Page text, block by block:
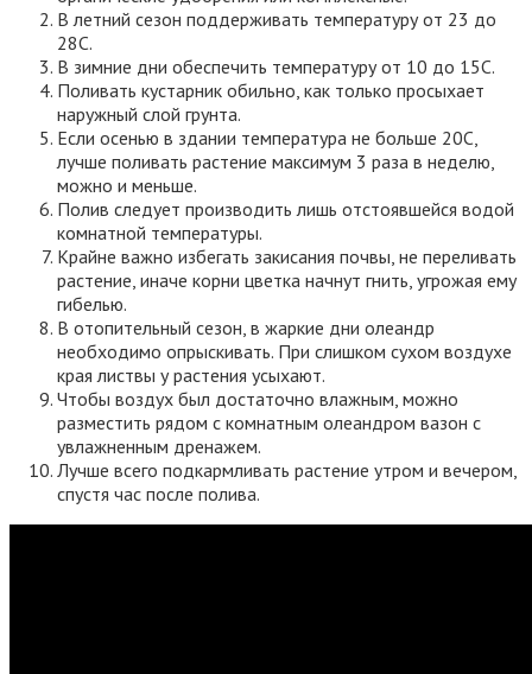
В летний сезон поддерживать температуру от 23 до
28С.
В зимние дни обеспечить температуру от 10 до 15С.
Поливать кустарник обильно, как только просыхает
наружный слой грунта.
Если осенью в здании температура не больше 20С,
лучше поливать растение максимум 3 раза в неделю,
можно и меньше.
Полив следует производить лишь отстоявшейся водой
комнатной температуры.
Крайне важно избегать закисания почвы, не переливать
растение, иначе корни цветка начнут гнить, угрожая ему
гибелью.
В отопительный сезон, в жаркие дни олеандр
необходимо опрыскивать. При слишком сухом воздухе
края листвы у растения усыхают.
Чтобы воздух был достаточно влажным, можно
разместить рядом с комнатным олеандром вазон с
увлажненным дренажем.
Лучше всего подкармливать растение утром и вечером,
спустя час после полива.